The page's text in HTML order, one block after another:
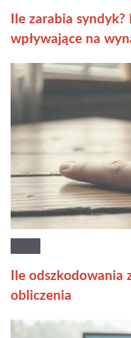
Ile zarabia
wpływające na
Ile odszkodowania
obliczenia